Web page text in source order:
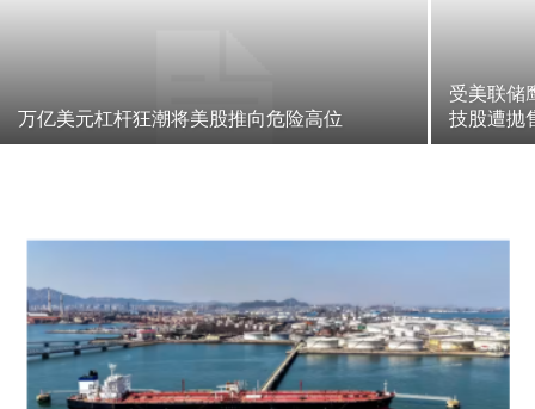
万亿美元杠杆狂潮将美股推向危险高位
受美联储
技股遭抛